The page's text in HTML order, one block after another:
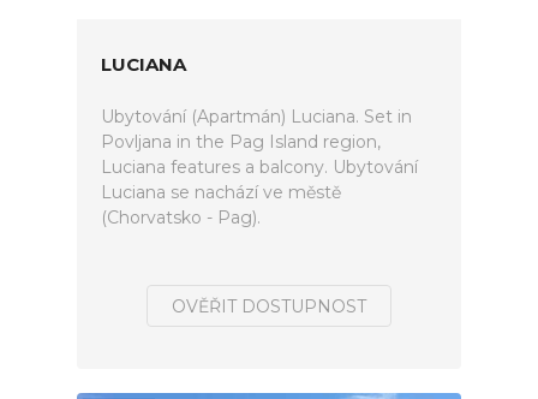
LUCIANA
Ubytování (Apartmán) Luciana. Set in
Povljana in the Pag Island region,
Luciana features a balcony. Ubytování
Luciana se nachází ve městě
(Chorvatsko - Pag).
OVĚŘIT DOSTUPNOST